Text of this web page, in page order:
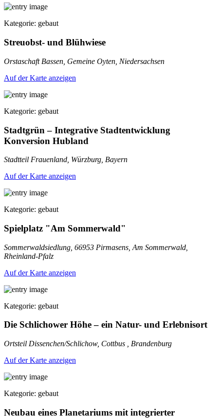
Kategorie: gebaut
Streuobst- und Blühwiese
Orstaschaft Bassen, Gemeine Oyten, Niedersachsen
Auf der Karte anzeigen
Kategorie: gebaut
Stadtgrün – Integrative Stadtentwicklung
Konversion Hubland
Stadtteil Frauenland, Würzburg, Bayern
Auf der Karte anzeigen
Kategorie: gebaut
Spielplatz "Am Sommerwald"
Sommerwaldsiedlung, 66953 Pirmasens, Am Sommerwald,
Rheinland-Pfalz
Auf der Karte anzeigen
Kategorie: gebaut
Die Schlichower Höhe – ein Natur- und Erlebnisort
Ortsteil Dissenchen/Schlichow, Cottbus , Brandenburg
Auf der Karte anzeigen
Kategorie: gebaut
Neubau eines Planetariums mit integrierter